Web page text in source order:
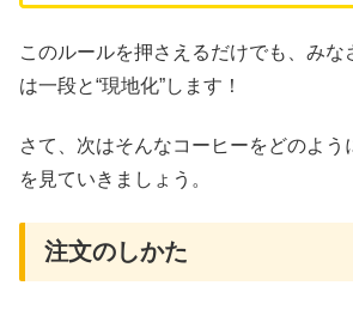
このルールを押さえるだけでも、みな
は一段と“現地化”します！
さて、次はそんなコーヒーをどのよう
を見ていきましょう。
注文のしかた